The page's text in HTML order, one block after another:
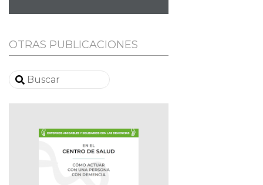
OTRAS PUBLICACIONES